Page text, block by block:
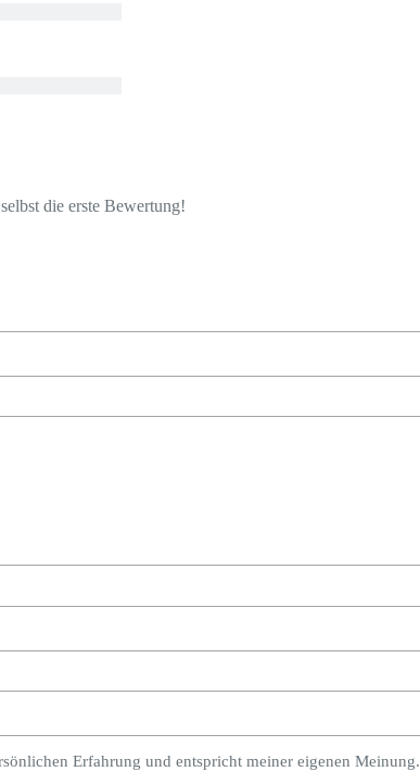
die erste Bewertung!
Erfahrung und entspricht meiner eigenen Meinung.